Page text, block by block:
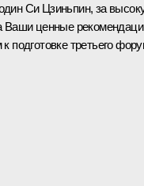
Си Цзиньпин, за
Ваши ценные
подготовке третьего